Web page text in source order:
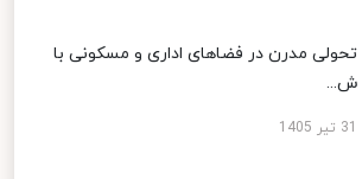
تحولی مدرن در فضاهای اداری و مسکونی با
ش...